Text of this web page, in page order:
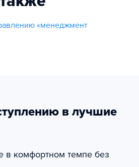
«менеджмент
в лучшие
в комфортном темпе без